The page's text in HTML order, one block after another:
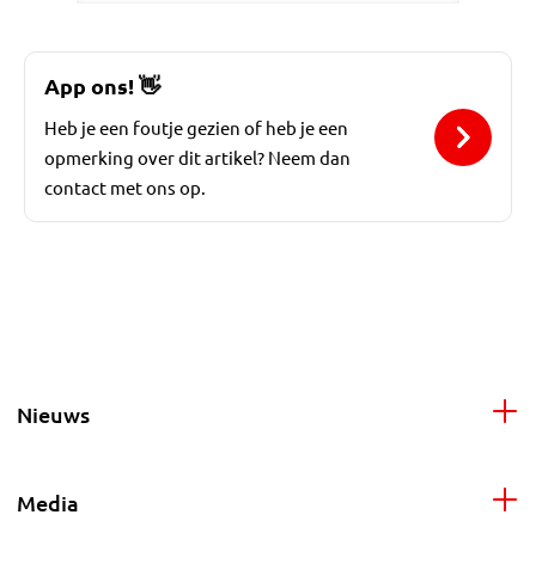
App ons!👋
Heb je een foutje gezien of heb je een
opmerking over dit artikel? Neem dan
contact met ons op.
Nieuws
Media